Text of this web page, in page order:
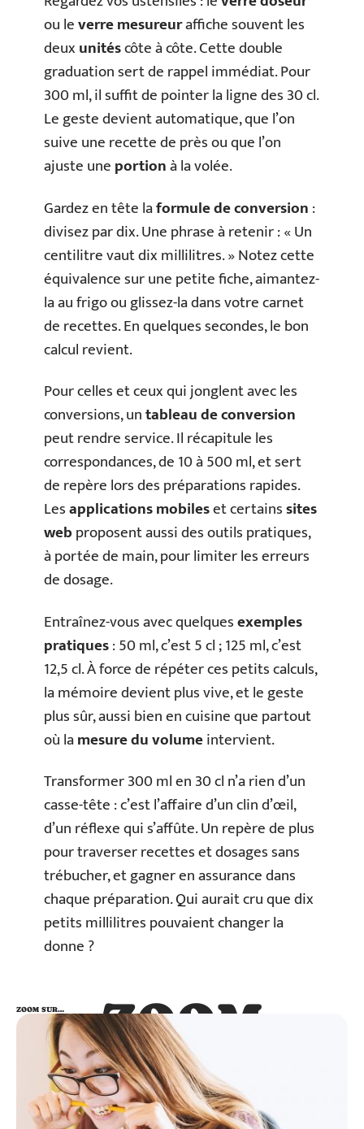
ou leverre mesureuraffiche souvent les
deuxunitéscôte à côte. Cette double
graduation sert de rappel immédiat. Pour
300 ml, il suffit de pointer la ligne des 30 cl.
Le geste devient automatique, que l’on
suive une recette de près ou que l’on
ajuste uneportionà la volée.
Gardez en tête laformule de conversion:
divisez par dix. Une phrase à retenir : « Un
centilitre vaut dix millilitres. » Notez cette
équivalence sur une petite fiche, aimantez-
la au frigo ou glissez-la dans votre carnet
de recettes. En quelques secondes, le bon
calcul revient.
Pour celles et ceux qui jonglent avec les
conversions, untableau de conversion
peut rendre service. Il récapitule les
correspondances, de 10 à 500 ml, et sert
de repère lors des préparations rapides.
Lesapplications mobileset certainssites
webproposent aussi des outils pratiques,
à portée de main, pour limiter les erreurs
de dosage.
Entraînez-vous avec quelquesexemples
pratiques: 50 ml, c’est 5 cl ; 125 ml, c’est
12,5 cl. À force de répéter ces petits calculs,
la mémoire devient plus vive, et le geste
plus sûr, aussi bien en cuisine que partout
où lamesure du volumeintervient.
Transformer 300 ml en 30 cl n’a rien d’un
casse-tête : c’est l’affaire d’un clin d’œil,
d’un réflexe qui s’affûte. Un repère de plus
pour traverser recettes et dosages sans
trébucher, et gagner en assurance dans
chaque préparation. Qui aurait cru que dix
petits millilitres pouvaient changer la
donne ?
ZOOM
SUR…
ZOOM SUR…